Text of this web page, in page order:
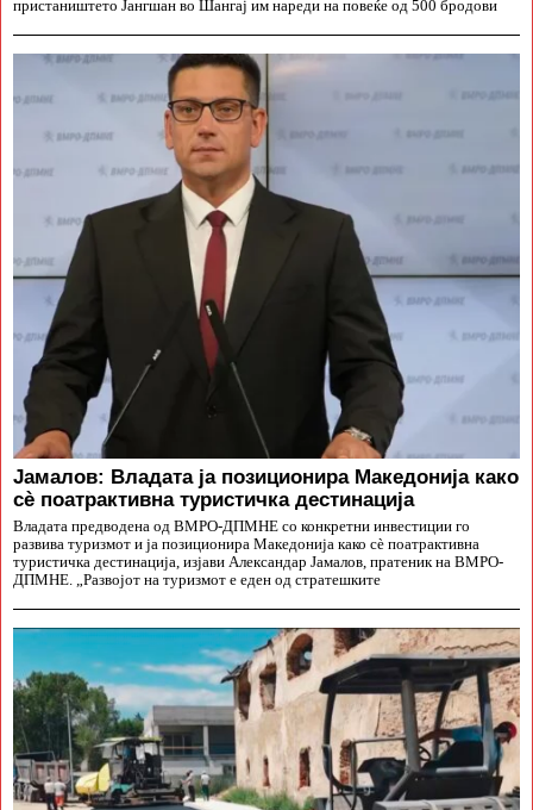
пристаништето Јангшан во Шангај им нареди на повеќе од 500 бродови
Јамалов: Владата ја позиционира Македонија како
сè поатрактивна туристичка дестинација
Владата предводена од ВМРО-ДПМНЕ со конкретни инвестиции го
развива туризмот и ја позиционира Македонија како сè поатрактивна
туристичка дестинација, изјави Александар Јамалов, пратеник на ВМРО-
ДПМНЕ. „Развојот на туризмот е еден од стратешките